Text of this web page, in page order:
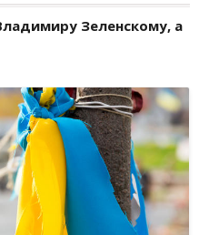
Зеленскому, а